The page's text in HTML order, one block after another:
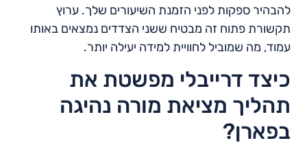
להבהיר ספקות לפני הזמנת השיעורים שלך. ערוץ
תקשורת פתוח זה מבטיח ששני הצדדים נמצאים באותו
עמוד, מה שמוביל לחוויית למידה יעילה יותר.
כיצד דרייבלי מפשטת את
תהליך מציאת מורה נהיגה
בפארן?